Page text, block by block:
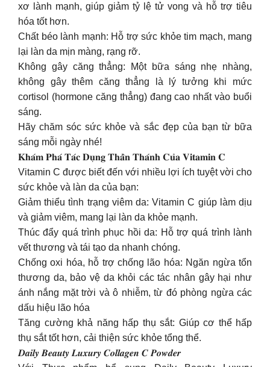
xơ lành mạnh, giúp giảm tỷ lệ tử vong và hỗ trợ tiêu
hóa tốt hơn.
Chất béo lành mạnh: Hỗ trợ sức khỏe tim mạch, mang
lại làn da mịn màng, rạng rỡ.
Không gây căng thẳng: Một bữa sáng nhẹ nhàng,
không gây thêm căng thẳng là lý tưởng khi mức
cortisol (hormone căng thẳng) đang cao nhất vào buổi
sáng.
Hãy chăm sóc sức khỏe và sắc đẹp của bạn từ bữa
sáng mỗi ngày nhé!
𝐊𝐡𝐚́𝐦 𝐏𝐡𝐚́ 𝐓𝐚́𝐜 𝐃𝐮̣𝐧𝐠 𝐓𝐡𝐚̂̀𝐧 𝐓𝐡𝐚́𝐧𝐡 𝐂𝐮̉𝐚 𝐕𝐢𝐭𝐚𝐦𝐢𝐧 𝐂
Vitamin C được biết đến với nhiều lợi ích tuyệt vời cho
sức khỏe và làn da của bạn:
Giảm thiểu tình trạng viêm da: Vitamin C giúp làm dịu
và giảm viêm, mang lại làn da khỏe mạnh.
Thúc đẩy quá trình phục hồi da: Hỗ trợ quá trình lành
vết thương và tái tạo da nhanh chóng.
Chống oxi hóa, hỗ trợ chống lão hóa: Ngăn ngừa tổn
thương da, bảo vệ da khỏi các tác nhân gây hại như
ánh nắng mặt trời và ô nhiễm, từ đó phòng ngừa các
dấu hiệu lão hóa
Tăng cường khả năng hấp thụ sắt: Giúp cơ thể hấp
thụ sắt tốt hơn, cải thiện sức khỏe tổng thể.
𝑫𝒂𝒊𝒍𝒚 𝑩𝒆𝒂𝒖𝒕𝒚 𝑳𝒖𝒙𝒖𝒓𝒚 𝑪𝒐𝒍𝒍𝒂𝒈𝒆𝒏 𝑪 𝑷𝒐𝒘𝒅𝒆𝒓